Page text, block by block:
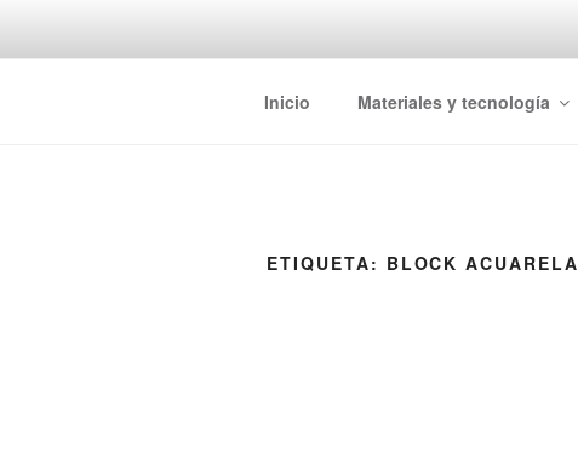
Inicio Materiales y tecnología
ETIQUETA: BLOCK ACUARELA